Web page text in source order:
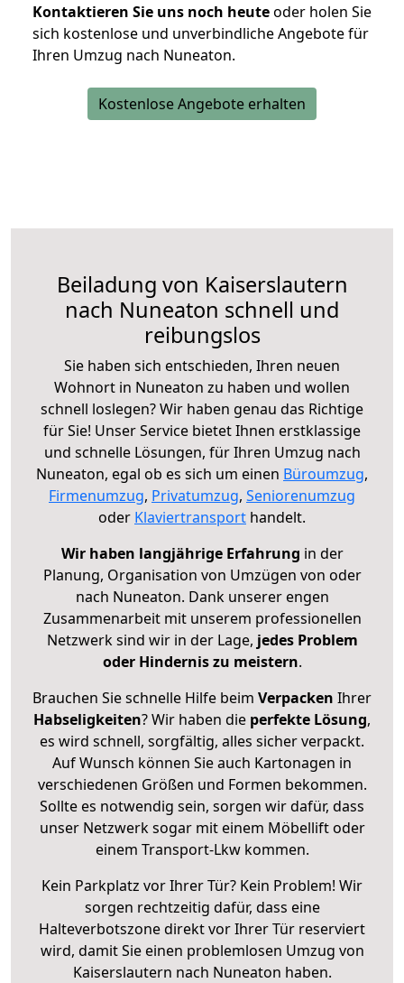
Kontaktieren Sie uns noch heuteoder holen Sie
sich kostenlose und unverbindliche Angebote für
Ihren Umzug nach Nuneaton.
Kostenlose Angebote erhalten
Beiladung von Kaiserslautern
nach Nuneaton schnell und
reibungslos
Sie haben sich entschieden, Ihren neuen
Wohnort in Nuneaton zu haben und wollen
schnell loslegen? Wir haben genau das Richtige
für Sie! Unser Service bietet Ihnen erstklassige
und schnelle Lösungen, für Ihren Umzug nach
Nuneaton, egal ob es sich um einen Büroumzug,
Firmenumzug, Privatumzug, Seniorenumzug
oder Klaviertransport handelt.
Wir haben langjährige Erfahrung in der
Planung, Organisation von Umzügen von oder
nach Nuneaton. Dank unserer engen
Zusammenarbeit mit unserem professionellen
Netzwerk sind wir in der Lage, jedes Problem
oder Hindernis zu meistern.
Brauchen Sie schnelle Hilfe beim Verpacken Ihrer
Habseligkeiten? Wir haben die perfekte Lösung,
es wird schnell, sorgfältig, alles sicher verpackt.
Auf Wunsch können Sie auch Kartonagen in
verschiedenen Größen und Formen bekommen.
Sollte es notwendig sein, sorgen wir dafür, dass
unser Netzwerk sogar mit einem Möbellift oder
einem Transport-Lkw kommen.
Kein Parkplatz vor Ihrer Tür? Kein Problem! Wir
sorgen rechtzeitig dafür, dass eine
Halteverbotszone direkt vor Ihrer Tür reserviert
wird, damit Sie einen problemlosen Umzug von
Kaiserslautern nach Nuneaton haben.